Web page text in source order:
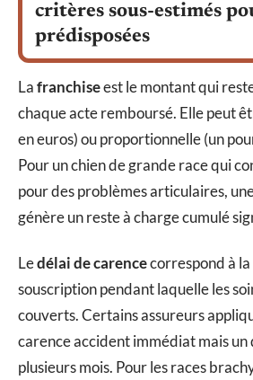
critères sous-estimés
prédisposées
Lafranchiseest le montant qui
chaque acte remboursé. Elle peut
en euros) ou proportionnelle (un
Pour un chien de grande race qui
pour des problèmes articulaires,
génère un reste à charge cumulé
Ledélai de carencecorrespond à
souscription pendant laquelle les
couverts. Certains assureurs
carence accident immédiat mais un
plusieurs mois. Pour les races